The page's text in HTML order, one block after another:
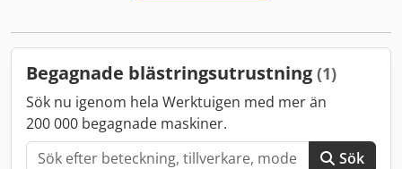
Begagnade blästringsutrustning (1)
Sök nu igenom hela Werktuigen med mer än
200 000 begagnade maskiner.
Sök